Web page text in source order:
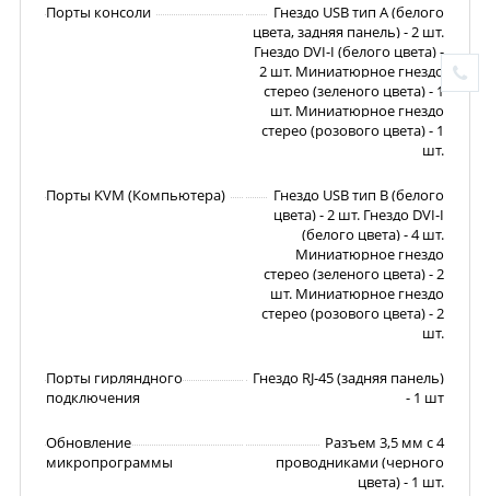
Порты консоли
Гнездо USB тип А (белого
цвета, задняя панель) - 2 шт.
Гнездо DVI-I (белого цвета) -
2 шт. Миниатюрное гнездо
стерео (зеленого цвета) - 1
шт. Миниатюрное гнездо
стерео (розового цвета) - 1
шт.
Порты KVM (Компьютера)
Гнездо USB тип В (белого
цвета) - 2 шт. Гнездо DVI-I
(белого цвета) - 4 шт.
Миниатюрное гнездо
стерео (зеленого цвета) - 2
шт. Миниатюрное гнездо
стерео (розового цвета) - 2
шт.
Порты гирляндного
подключения
Гнездо RJ-45 (задняя панель)
- 1 шт
Обновление
микропрограммы
Разъем 3,5 мм с 4
проводниками (черного
цвета) - 1 шт.